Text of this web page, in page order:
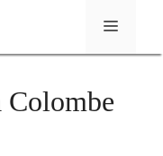
Menu
Colombe